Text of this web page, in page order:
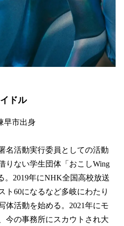
ドル
早市出身
名活動実行委員としての活動
りない学生団体「おこしWing
。2019年にNHK全国高校放送
ト60になるなど多岐にわたり
体活動を始める。2021年にモ
今の事務所にスカウトされ大